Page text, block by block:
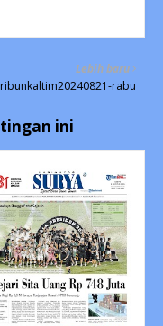
Lebih baru
rabu
ini